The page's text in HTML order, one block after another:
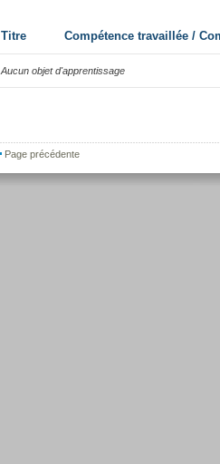
Titre Compétence travaillée /
Aucun objet d'apprentissage
Page précédente